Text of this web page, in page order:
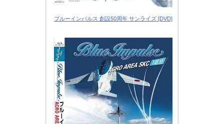
ブルーインパルス 創設50周年 サンライズ [DVD]